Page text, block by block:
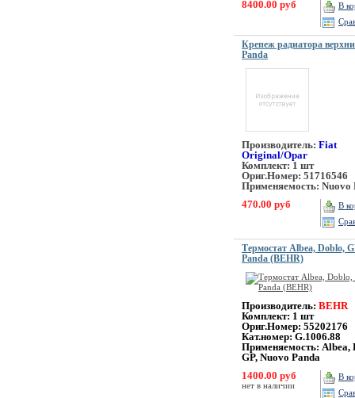
8400.00 руб
В
Крепеж радиатора
Panda
Производитель: Fiat
Original/Opar
Комплект: 1 шт
Ориг.Номер: 51716546
Применяемость: Nuovo
470.00 руб
В
Термостат Albea, Doblo,
Panda (BEHR)
Производитель: BEHR
Комплект: 1 шт
Ориг.Номер: 55202176
Кат.номер: G.1006.88
Применяемость: Albea,
GP, Nuovo Panda
1400.00 руб
нет в наличии
В